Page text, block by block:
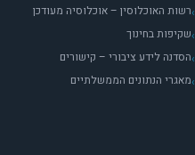
›רשות האוכלוסין – אוכלוסיה מעודכן
›שקיפות בחינוך
›הסדנה לידע ציבורי – קישורים
›מאגרי הנתונים הממשלתיים